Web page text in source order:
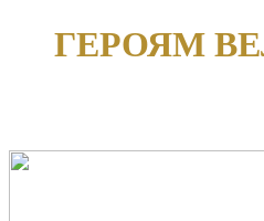
ГЕРОЯМ